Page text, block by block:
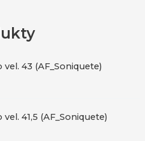
43 (AF_Soniquete)
41,5 (AF_Soniquete)